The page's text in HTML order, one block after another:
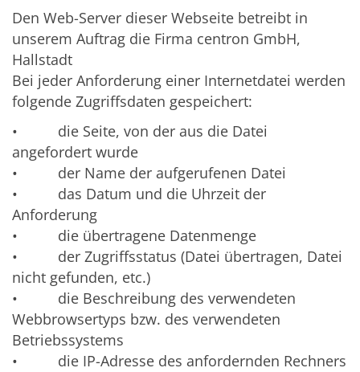
Den Web-Server dieser Webseite betreibt in
unserem Auftrag die Firma centron GmbH,
Hallstadt
Bei jeder Anforderung einer Internetdatei werden
folgende Zugriffsdaten gespeichert:
• die Seite, von der aus die Datei
angefordert wurde
• der Name der aufgerufenen Datei
• das Datum und die Uhrzeit der
Anforderung
• die übertragene Datenmenge
• der Zugriffsstatus (Datei übertragen, Datei
nicht gefunden, etc.)
• die Beschreibung des verwendeten
Webbrowsertyps bzw. des verwendeten
Betriebssystems
• die IP-Adresse des anfordernden Rechners